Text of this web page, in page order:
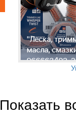
"Леска,
масла,
966663402,
Показать